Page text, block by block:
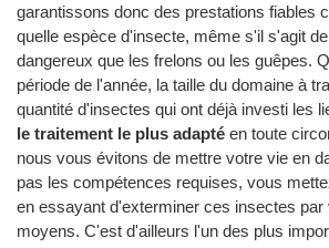
garantissons donc des prestations fiables
quelle espèce d'insecte, même s'il s'agit
dangereux que les frelons ou les guêpes.
période de l'année, la taille du domaine à
quantité d'insectes qui ont déjà investi les
le traitement le plus adapté en toute
nous vous évitons de mettre votre vie en
pas les compétences requises, vous
en essayant d'exterminer ces insectes par
moyens. C'est d'ailleurs l'un des plus